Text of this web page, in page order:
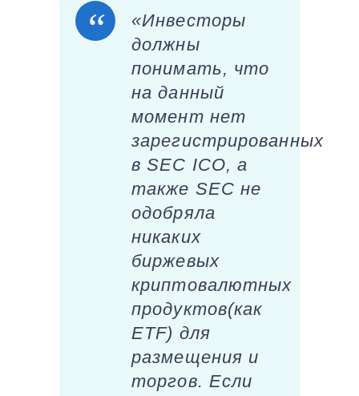
«Инвесторы
должны
понимать, что
на данный
момент нет
зарегистрированных
в SEC ICO, а
также SEC не
одобряла
никаких
биржевых
криптовалютных
продуктов(как
ETF) для
размещения и
торгов. Если